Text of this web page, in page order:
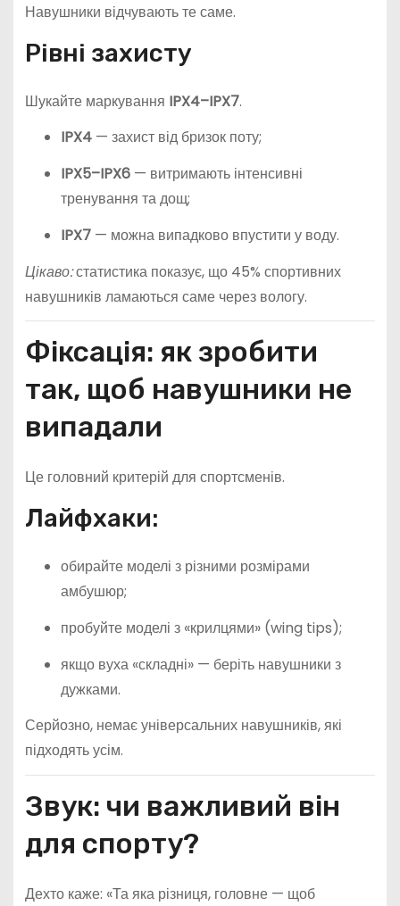
Навушники відчувають те саме.
Рівні захисту
Шукайте маркування IPX4–IPX7.
IPX4— захист від бризок поту;
IPX5–IPX6— витримають інтенсивні
тренування та дощ;
IPX7— можна випадково впустити у воду.
Цікаво:статистика показує, що 45% спортивних
навушників ламаються саме через вологу.
Фіксація: як зробити
так, щоб навушники не
випадали
Це головний критерій для спортсменів.
Лайфхаки:
обирайте моделі з різними розмірами
амбушюр;
пробуйте моделі з «крилцями» (wing tips);
якщо вуха «складні» — беріть навушники з
дужками.
Серйозно, немає універсальних навушників, які
підходять усім.
Звук: чи важливий він
для спорту?
Дехто каже: «Та яка різниця, головне — щоб